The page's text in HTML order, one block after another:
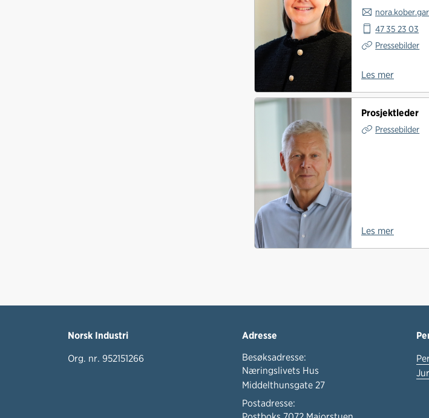
47 35 23 03
Pressebilder
Les mer
Prosjektleder
Pressebilder
Les mer
Norsk Industri
Org. nr. 952151266
Adresse
Besøksadresse:
Næringslivets Hus
Middelthunsgate 27
Postadresse: